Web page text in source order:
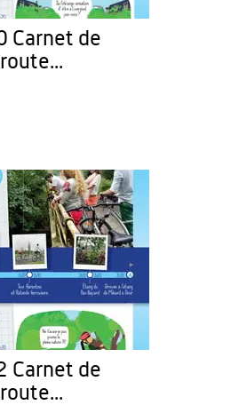
Carnet de
route...
Carnet de
route...